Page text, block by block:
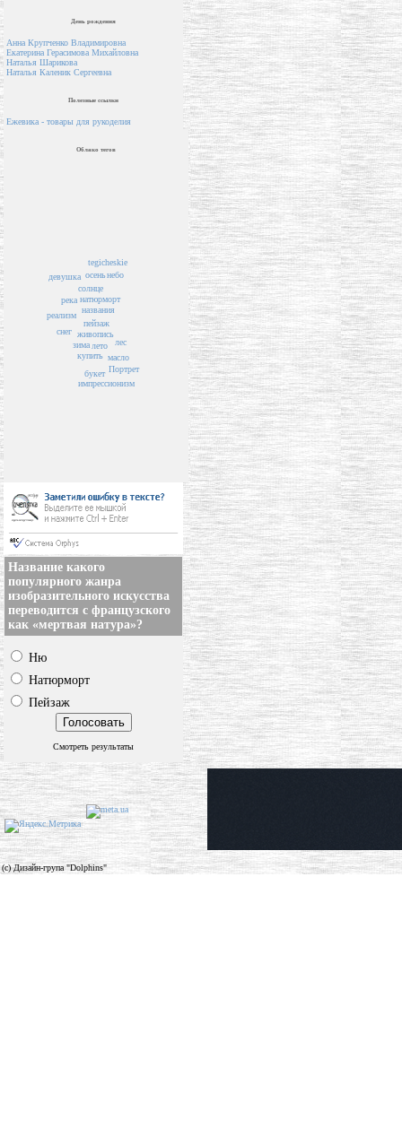
День рождения
Анна Крупченко Владимировна
Екатерина Герасимова Михайловна
Наталья Шарикова
Наталья Каленик Сергеевна
Полезные ссылки
Ежевика - товары для рукоделия
Облако тегов
пейзаж
названия
живопись
лето
натюрморт
купить
солнце
лес
зима
осень
букет
масло
река
снег
tegicheskie
реализм
небо
импрессионизм
Портрет
девушка
Название какого
популярного жанра
изобразительного искусства
переводится с французского
как «мертвая натура»?
Ню
Натюрморт
Пейзаж
Смотреть результаты
(c) Дизайн-група "Dolphins"